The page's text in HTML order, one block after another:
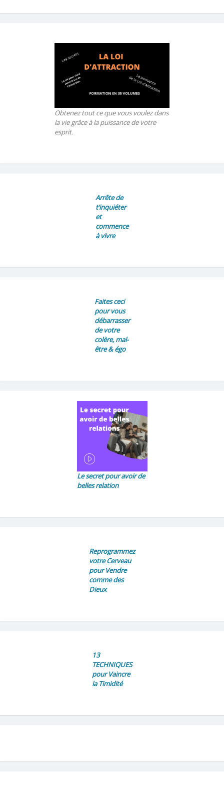
Obtenez tout ce que vous voulez dans
la vie grâce à la puissance de votre
esprit.
Arrête de
t’inquiéter
et
commence
à vivre
Faites ceci
pour vous
débarrasser
de votre
colère, mal-
être & égo
Le secret pour avoir de
belles relation
Reprogrammez
votre Cerveau
pour Vendre
comme des
Dieux
13
TECHNIQUES
pour Vaincre
la Timidité